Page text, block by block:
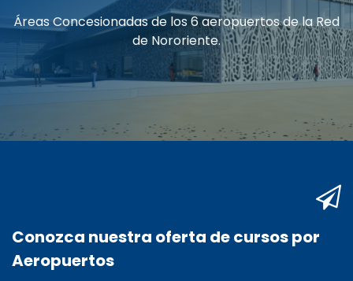
Áreas Concesionadas de los 6 aeropuertos de la Red
de Nororiente.
Conozca nuestra oferta de cursos por
Aeropuertos